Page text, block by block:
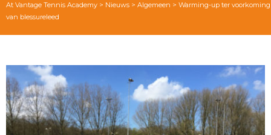
At Vantage Tennis Academy > Nieuws > Algemeen > Warming-up ter voorkoming
van blessureleed